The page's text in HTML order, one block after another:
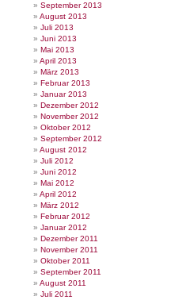
September 2013
August 2013
Juli 2013
Juni 2013
Mai 2013
April 2013
März 2013
Februar 2013
Januar 2013
Dezember 2012
November 2012
Oktober 2012
September 2012
August 2012
Juli 2012
Juni 2012
Mai 2012
April 2012
März 2012
Februar 2012
Januar 2012
Dezember 2011
November 2011
Oktober 2011
September 2011
August 2011
Juli 2011